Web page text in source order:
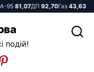
81,07ДП92,70Газ43,63 ☀️
подій!